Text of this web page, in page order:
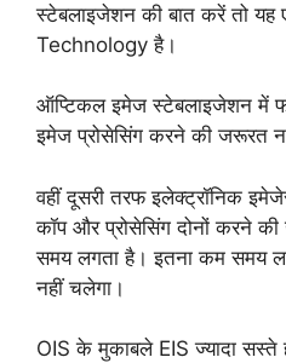
स्टेबलाइजेशन की बात करें तो
Technology है।
ऑप्टिकल इमेज स्टेबलाइजेशन में
इमेज प्रोसेसिंग करने की जरूरत
वहीं दूसरी तरफ इलेक्ट्रॉनिक
कॉप और प्रोसेसिंग दोनों करने
समय लगता है। इतना कम समय
नहीं चलेगा।
OIS के मुकाबले EIS ज्यादा